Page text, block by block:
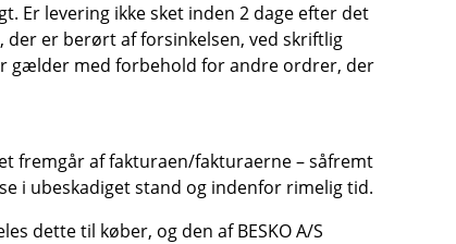
Er levering ikke sket inden 2 dage efter det
er berørt af forsinkelsen, ved skriftlig
gælder med forbehold for andre ordrer, der
fremgår af fakturaen/fakturaerne – såfremt
i ubeskadiget stand og indenfor rimelig tid.
dette til køber, og den af BESKO A/S